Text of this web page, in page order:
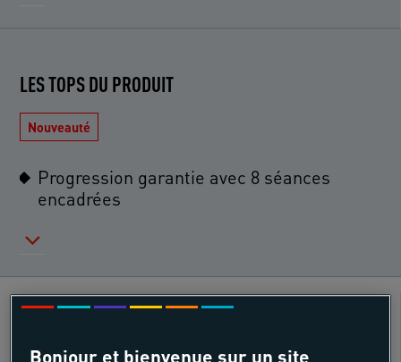
LES TOPS DU PRODUIT
Nouveauté
Progression garantie avec 8 séances
encadrées
Padel
Bonjour et bienvenue sur un site